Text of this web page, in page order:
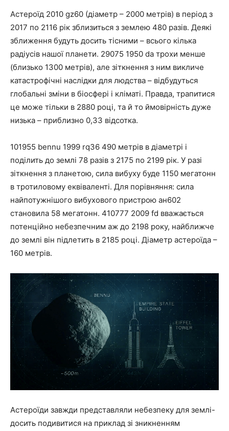
Астероїд 2010 gz60 (діаметр – 2000 метрів) в період з
2017 по 2116 рік зблизиться з землею 480 разів. Деякі
зближення будуть досить тісними – всього кілька
радіусів нашої планети. 29075 1950 da трохи менше
(близько 1300 метрів), але зіткнення з ним викличе
катастрофічні наслідки для людства – відбудуться
глобальні зміни в біосфері і кліматі. Правда, трапитися
це може тільки в 2880 році, та й то ймовірність дуже
низька – приблизно 0,33 відсотка.
101955 bennu 1999 rq36 490 метрів в діаметрі і
поділить до землі 78 разів з 2175 по 2199 рік. У разі
зіткнення з планетою, сила вибуху буде 1150 мегатонн
в тротиловому еквіваленті. Для порівняння: сила
найпотужнішого вибухового пристрою ан602
становила 58 мегатонн. 410777 2009 fd вважається
потенційно небезпечним аж до 2198 року, найближче
до землі він підлетить в 2185 році. Діаметр астероїда –
160 метрів.
Астероїди завжди представляли небезпеку для землі-
досить подивитися на приклад зі зникненням